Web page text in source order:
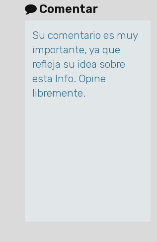
Comentar
Su comentario es muy
importante, ya que
refleja su idea sobre
esta Info. Opine
libremente.